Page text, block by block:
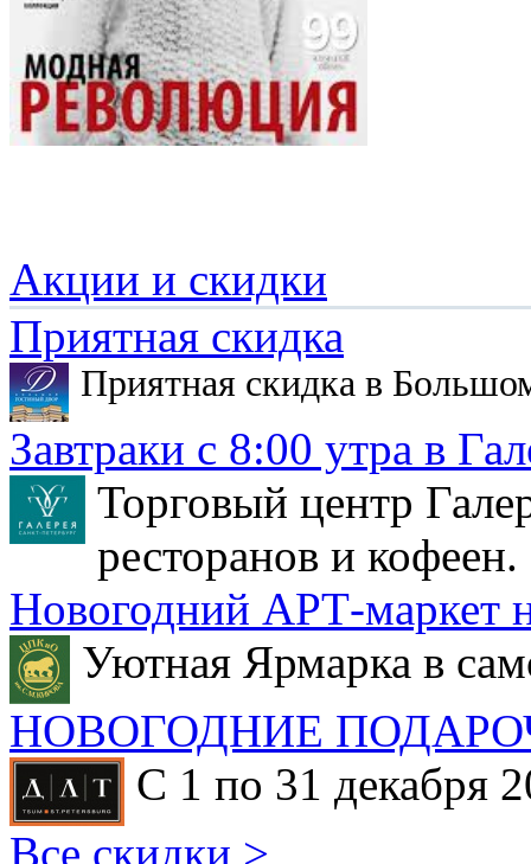
Акции и скидки
Приятная скидка
Приятная скидка в
Завтраки с 8:00 утра в
Торговый центр
ресторанов и кофеен.
Новогодний АРТ-маркет
Уютная Ярмарка в
НОВОГОДНИЕ
С 1 по 31 декабря
Все скидки >